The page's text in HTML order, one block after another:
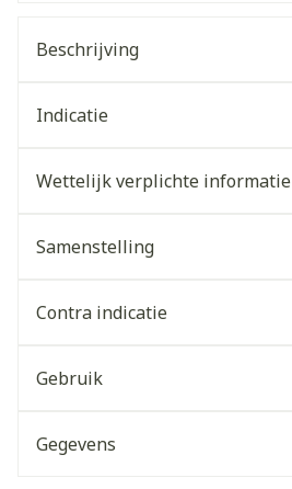
Beschrijving
Indicatie
Wettelijk verplichte informatie
Samenstelling
Contra indicatie
Gebruik
Gegevens